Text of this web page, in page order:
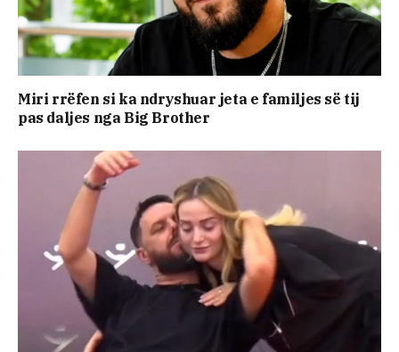
Miri rrëfen si ka ndryshuar jeta e familjes së tij
pas daljes nga Big Brother